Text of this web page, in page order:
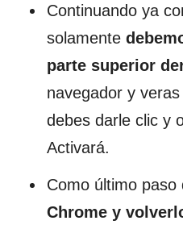
Continuando ya
solamente
parte superior
navegador y
debes darle clic y
Activará.
Como último paso
Chrome y